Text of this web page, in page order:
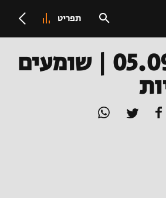
תפריט
05.09.2025 | שומעים